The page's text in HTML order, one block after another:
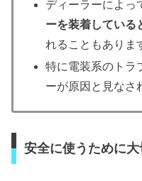
ディーラーによっ
ーを装着している
れることもありま
特に電装系のトラ
ーが原因と見なさ
安全に使うために大